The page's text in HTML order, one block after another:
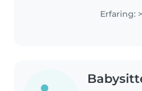
Erfaring: